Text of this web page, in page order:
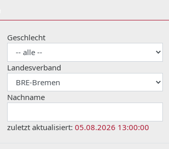
Geschlecht
Landesverband
Nachname
zuletzt aktualisiert: 05.08.2026 13:00:00